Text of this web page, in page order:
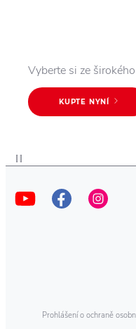
Vyberte si ze
KUPTE NYNÍ
Prohlášení o ochraně